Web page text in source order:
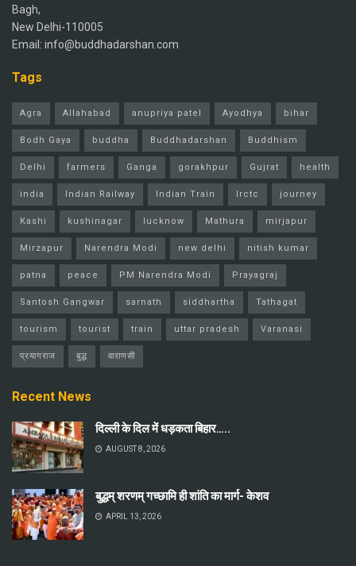
Bagh,
New Delhi-110005
Email: info@buddhadarshan.com
Tags
Agra Allahabad anupriya patel Ayodhya bihar
Bodh Gaya buddha Buddhadarshan Buddhism
Delhi farmers Ganga gorakhpur Gujrat health
india Indian Railway Indian Train Irctc journey
Kashi kushinagar lucknow Mathura mirjapur
Mirzapur Narendra Modi new delhi nitish kumar
patna peace PM Narendra Modi Prayagraj
Santosh Gangwar sarnath siddhartha Tathagat
tourism tourist train uttar pradesh Varanasi
प्रयागराज बुद्ध वाराणसी
Recent News
दिल्ली के दिल में धड़कता बिहार…..
AUGUST 8, 2026
बुद्धम् शरणम् गच्छामि ही शांति का मार्ग- केशव
APRIL 13, 2026